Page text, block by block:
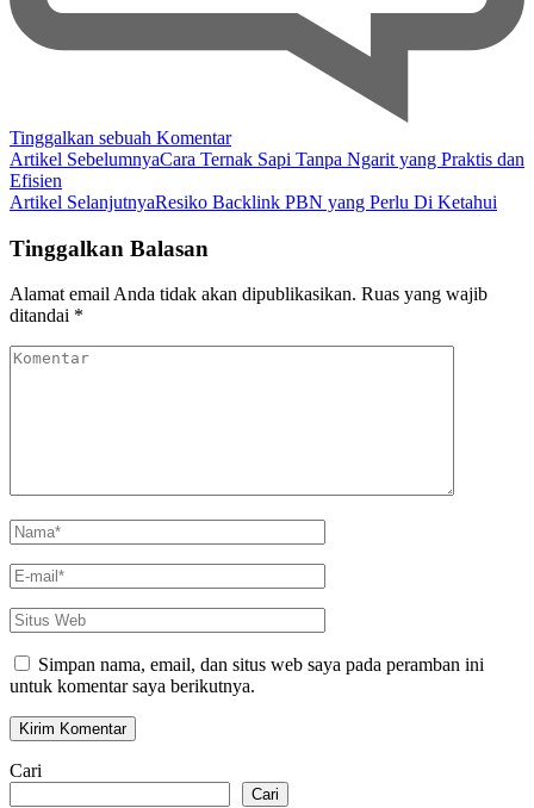
Tinggalkan sebuah Komentarpada
Analisa
Keripik
di
Dunia
Navigasi
Artikel
Artikel SebelumnyaCara Ternak Sapi Tanpa Ngarit yang Praktis dan
Efisien
Artikel SelanjutnyaResiko Backlink PBN yang Perlu Di Ketahui
Tinggalkan Balasan
Alamat email Anda tidak akan dipublikasikan. Ruas yang wajib
ditandai *
Komentar
Nama*
E-
mail*
Situs
Web
Simpan nama, email, dan situs web saya pada peramban ini
untuk komentar saya berikutnya.
Cari
Cari